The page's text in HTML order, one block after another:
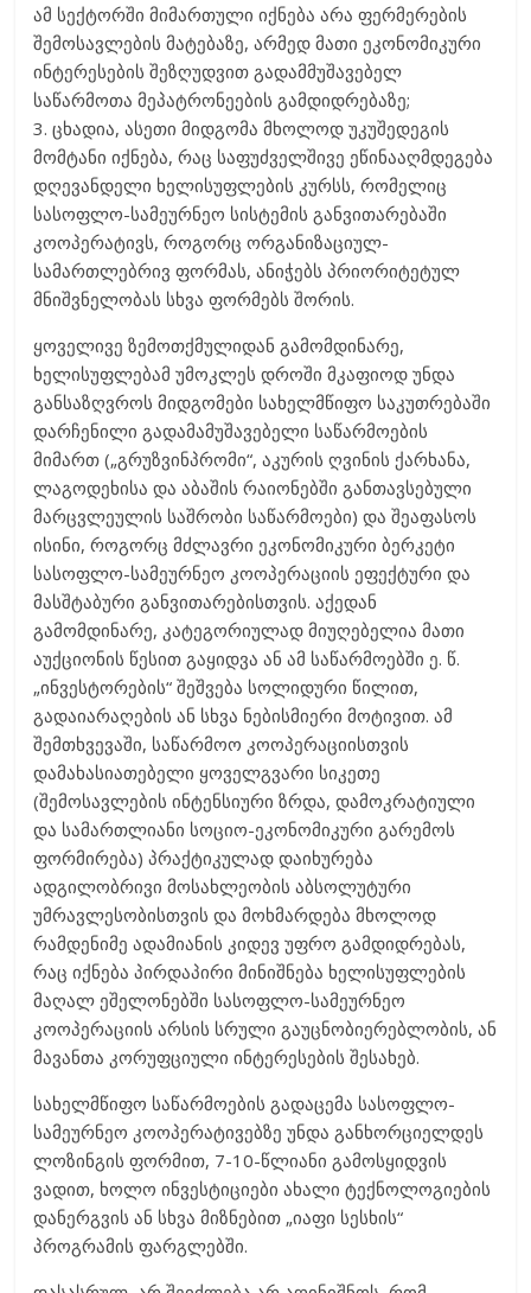
ამ სექტორში მიმართული იქნება არა ფერმერების
შემოსავლების მატებაზე, არმედ მათი ეკონომიკური
ინტერესების შეზღუდვით გადამმუშავებელ
საწარმოთა მეპატრონეების გამდიდრებაზე;
3. ცხადია, ასეთი მიდგომა მხოლოდ უკუშედეგის
მომტანი იქნება, რაც საფუძველშივე ეწინააღმდეგება
დღევანდელი ხელისუფლების კურსს, რომელიც
სასოფლო-სამეურნეო სისტემის განვითარებაში
კოოპერატივს, როგორც ორგანიზაციულ-
სამართლებრივ ფორმას, ანიჭებს პრიორიტეტულ
მნიშვნელობას სხვა ფორმებს შორის.
ყოველივე ზემოთქმულიდან გამომდინარე,
ხელისუფლებამ უმოკლეს დროში მკაფიოდ უნდა
განსაზღვროს მიდგომები სახელმწიფო საკუთრებაში
დარჩენილი გადამამუშავებელი საწარმოების
მიმართ („გრუზვინპრომი“, აკურის ღვინის ქარხანა,
ლაგოდეხისა და აბაშის რაიონებში განთავსებული
მარცვლეულის საშრობი საწარმოები) და შეაფასოს
ისინი, როგორც მძლავრი ეკონომიკური ბერკეტი
სასოფლო-სამეურნეო კოოპერაციის ეფექტური და
მასშტაბური განვითარებისთვის. აქედან
გამომდინარე, კატეგორიულად მიუღებელია მათი
აუქციონის წესით გაყიდვა ან ამ საწარმოებში ე. წ.
„ინვესტორების“ შეშვება სოლიდური წილით,
გადაიარაღების ან სხვა ნებისმიერი მოტივით. ამ
შემთხვევაში, საწარმოო კოოპერაციისთვის
დამახასიათებელი ყოველგვარი სიკეთე
(შემოსავლების ინტენსიური ზრდა, დამოკრატიული
და სამართლიანი სოციო-ეკონომიკური გარემოს
ფორმირება) პრაქტიკულად დაიხურება
ადგილობრივი მოსახლეობის აბსოლუტური
უმრავლესობისთვის და მოხმარდება მხოლოდ
რამდენიმე ადამიანის კიდევ უფრო გამდიდრებას,
რაც იქნება პირდაპირი მინიშნება ხელისუფლების
მაღალ ეშელონებში სასოფლო-სამეურნეო
კოოპერაციის არსის სრული გაუცნობიერებლობის, ან
მავანთა კორუფციული ინტერესების შესახებ.
სახელმწიფო საწარმოების გადაცემა სასოფლო-
სამეურნეო კოოპერატივებზე უნდა განხორციელდეს
ლოზინგის ფორმით, 7-10-წლიანი გამოსყიდვის
ვადით, ხოლო ინვესტიციები ახალი ტექნოლოგიების
დანერგვის ან სხვა მიზნებით „იაფი სესხის“
პროგრამის ფარგლებში.